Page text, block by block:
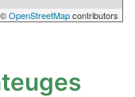
OpenStreetMapcontributors